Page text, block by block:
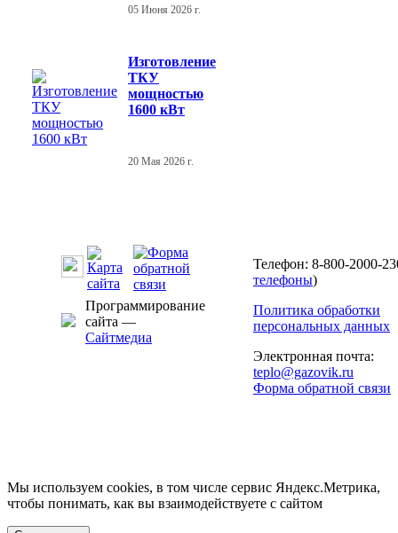
05 Июня 2026 г.
Изготовление
ТКУ
мощностью
1600 кВт
20 Мая 2026 г.
Программирование
сайта —
Сайтмедиа
Телефон: 8-800-2000-
телефоны)
Политика обработки
персональных данных
Электронная почта:
teplo@gazovik.ru
Форма обратной связи
Мы используем cookies, в том числе сервис Яндекс.Метрика,
чтобы понимать, как вы взаимодействуете с сайтом